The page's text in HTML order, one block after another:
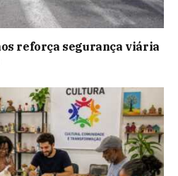
reforça segurança viária